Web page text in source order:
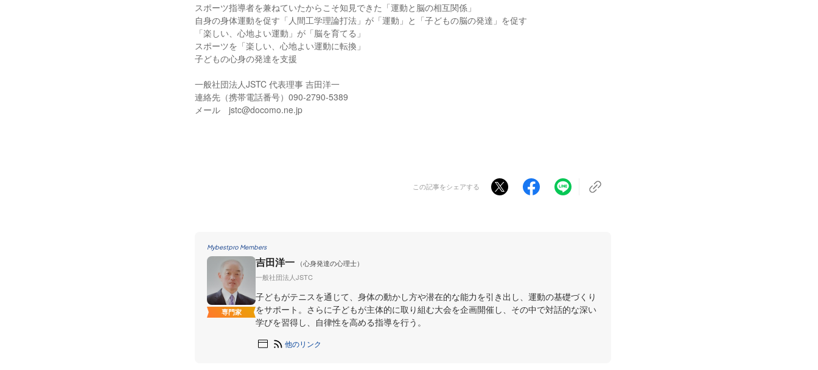
スポーツ指導者を兼ねていたからこそ知見できた「運動と脳の相互関係」
自身の身体運動を促す「人間工学理論打法」が「運動」と「子どもの脳の発達」を促す
「楽しい、心地よい運動」が「脳を育てる」
スポーツを「楽しい、心地よい運動に転換」
子どもの心身の発達を支援
一般社団法人JSTC 代表理事 吉田洋一
連絡先（携帯電話番号）090-2790-5389
メール jstc@docomo.ne.jp
この記事をシェアする
Mybestpro Members
専門家
吉田洋一
（心身発達の心理士）
一般社団法人JSTC
子どもがテニスを通じて、身体の動かし方や潜在的な能力を引き出し、運動の基礎づくり
をサポート。さらに子どもが主体的に取り組む大会を企画開催し、その中で対話的な深い
学びを習得し、自律性を高める指導を行う。
他のリンク